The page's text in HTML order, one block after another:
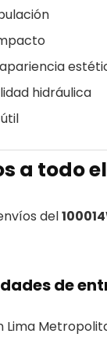
hidráulica
a todo
del
de
Lima